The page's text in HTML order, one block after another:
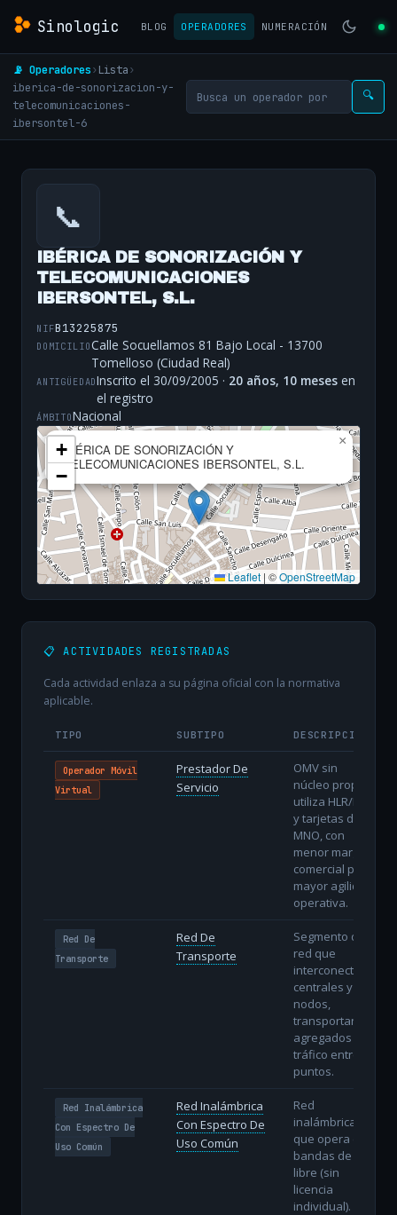
Sinologic BLOG OPERADORES NUMERACIÓN
📡 Operadores› Lista›
iberica-de-sonorizacion-y-
telecomunicaciones-
ibersontel-6
🔍
📞
IBÉRICA DE SONORIZACIÓN Y
TELECOMUNICACIONES
IBERSONTEL, S.L.
NIFB13225875
DOMICILIOCalle Socuellamos 81 Bajo Local - 13700
Tomelloso (Ciudad Real)
ANTIGÜEDADInscrito el 30/09/2005 · 20 años, 10 meses en
el registro
ÁMBITONacional
IBÉRICA DE SONORIZACIÓN Y
TELECOMUNICACIONES IBERSONTEL, S.L.
×
+
−
Leaflet | ©OpenStreetMap
📋 ACTIVIDADES REGISTRADAS
Cada actividad enlaza a su página oficial con la normativa
aplicable.
TIPO SUBTIPO DESCRIPCIÓN
Operador Móvil
Virtual
Prestador De
Servicio
OMV sin
núcleo propio:
utiliza HLR/HSS
y tarjetas del
MNO, con
menor margen
comercial pero
mayor agilidad
operativa.
Red De
Transporte
Red De
Transporte
Segmento de
red que
interconecta
centrales y
nodos,
transportando
agregados de
tráfico entre
puntos.
Red Inalámbrica
Con Espectro De
Uso Común
Red Inalámbrica
Con Espectro De
Uso Común
Red
inalámbrica
que opera en
bandas de uso
libre (sin
licencia
individual).